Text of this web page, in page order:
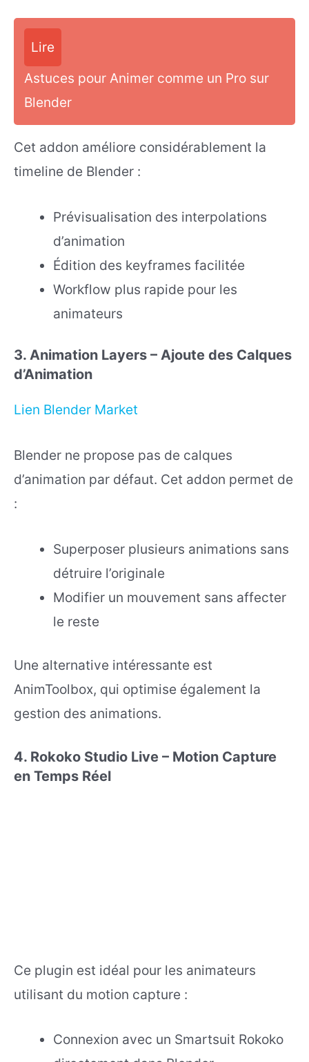
Lire
Astuces pour Animer comme un Pro sur
Blender
Cet addon améliore considérablement la
timeline de Blender :
Prévisualisation des interpolations
d’animation
Édition des keyframes facilitée
Workflow plus rapide pour les
animateurs
3. Animation Layers – Ajoute des Calques
d’Animation
Lien Blender Market
Blender ne propose pas de calques
d’animation par défaut. Cet addon permet de
:
Superposer plusieurs animations sans
détruire l’originale
Modifier un mouvement sans affecter
le reste
Une alternative intéressante est
AnimToolbox, qui optimise également la
gestion des animations.
4. Rokoko Studio Live – Motion Capture
en Temps Réel
Ce plugin est idéal pour les animateurs
utilisant du motion capture :
Connexion avec un Smartsuit Rokoko